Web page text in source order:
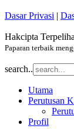
Dasar Privasi |
Hakcipta
Paparan terbaik
search..
Utama
Perutusan
Profil